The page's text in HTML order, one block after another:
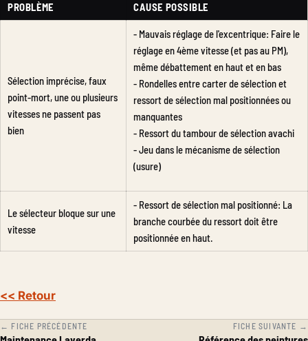
PROBLÈME CAUSE POSSIBLE
Sélection imprécise, faux
point-mort, une ou plusieurs
vitesses ne passent pas
bien
- Mauvais réglage de l'excentrique: Faire le
réglage en 4ème vitesse (et pas au PM),
même débattement en haut et en bas
- Rondelles entre carter de sélection et
ressort de sélection mal positionnées ou
manquantes
- Ressort du tambour de sélection avachi
- Jeu dans le mécanisme de sélection
(usure)
Le sélecteur bloque sur une
vitesse
- Ressort de sélection mal positionné: La
branche courbée du ressort doit être
positionnée en haut.
<< Retour
← FICHE PRÉCÉDENTE FICHE SUIVANTE →